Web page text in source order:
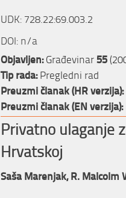
UDK: 728.22:69.003.2
DOI: n/a
Objavljen:Građevinar55
Tip rada:Pregledni rad
Preuzmi članak (HR verzija):
Preuzmi članak (EN verzija):
Privatno ulaganje
Hrvatskoj
Saša Marenjak,R. Malcolm